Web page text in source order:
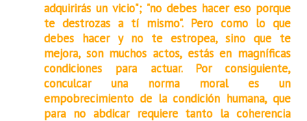
adquirirás un vicio"; "no debes hacer eso porque
te destrozas a tí mismo". Pero como lo que
debes hacer y no te estropea, sino que te
mejora, son muchos actos, estás en magníficas
condiciones para actuar. Por consiguiente,
conculcar una norma moral es un
empobrecimiento de la condición humana, que
para no abdicar requiere tanto la coherencia